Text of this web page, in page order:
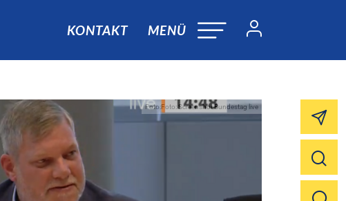
KONTAKT MENÜ
Foto:Foto: Screenshot Bundestag live